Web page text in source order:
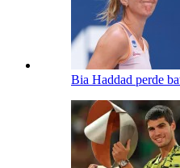
Bia Haddad perde